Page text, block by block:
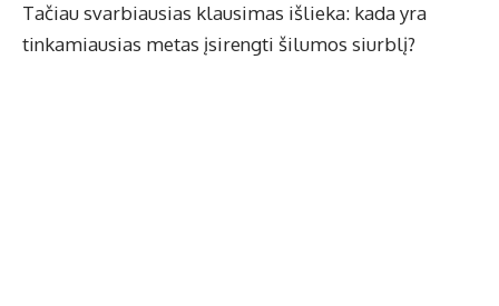
Tačiau svarbiausias klausimas išlieka: kada yra
tinkamiausias metas įsirengti šilumos siurblį?